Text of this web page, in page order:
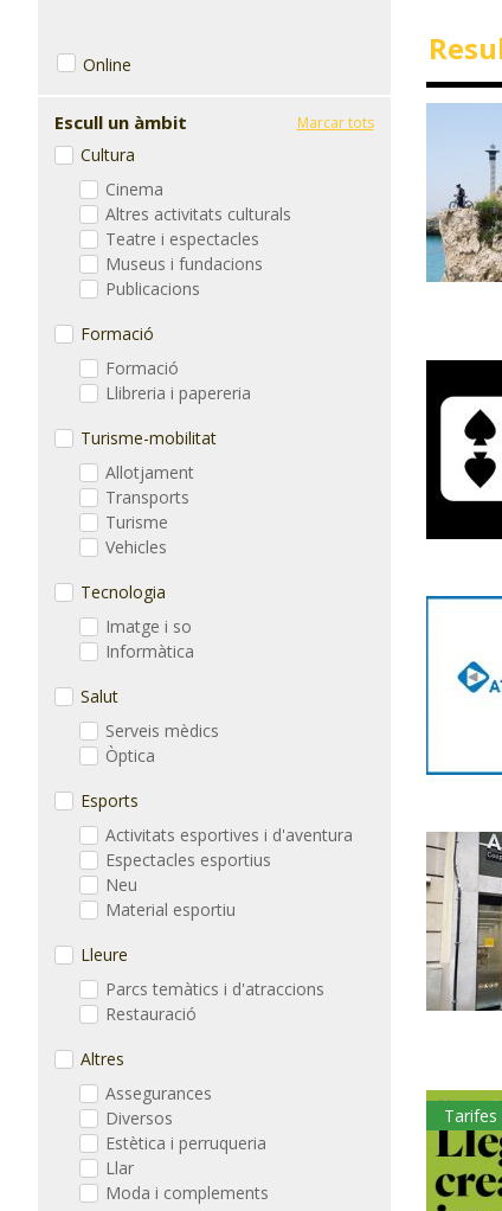
Tarifes
Online
Marcar tots
Escull un àmbit
Cultura
Cinema
Altres activitats culturals
Teatre i espectacles
Museus i fundacions
Publicacions
Formació
Formació
Llibreria i papereria
Turisme-mobilitat
Allotjament
Transports
Turisme
Vehicles
Tecnologia
Imatge i so
Informàtica
Salut
Serveis mèdics
Òptica
Esports
Activitats esportives i d'aventura
Espectacles esportius
Neu
Material esportiu
Lleure
Parcs temàtics i d'atraccions
Restauració
Altres
Assegurances
Diversos
Estètica i perruqueria
Llar
Moda i complements